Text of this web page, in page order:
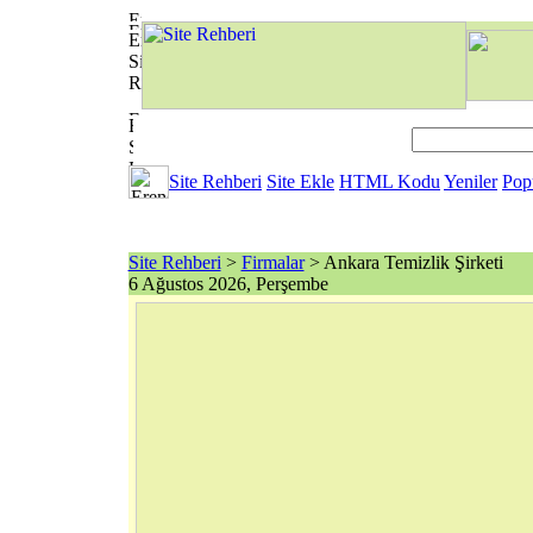
Site Rehberi Site Ekle HTML Kodu Yeniler
Site Rehberi > Firmalar> Ankara Temizlik Şirketi
6 Ağustos 2026, Perşembe